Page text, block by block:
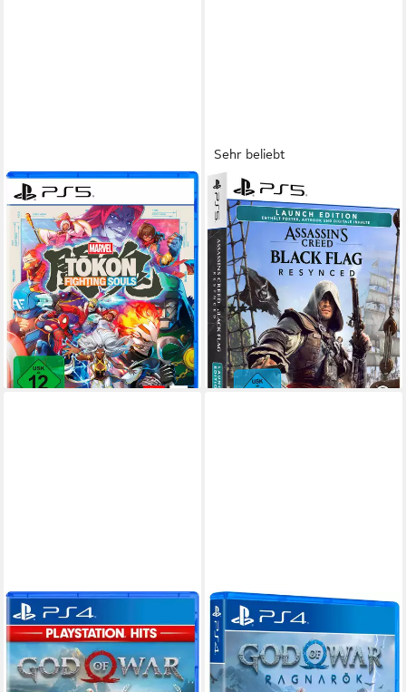
PLAYSTATION 5
MARVEL Tōkon: Fighting
Souls™ Standard Edition
PlayStation 5 Plattform
ab 16 Jahren USK-Freigabe
Kampfspiele Genre
69,99 €
lieferbar - in 3-4 Werktagen bei dir
Sehr beliebt
UBISOFT
Assassin’s Creed Black Flag
Resynced - Launch Edition
PlayStation 5
Plattform
ab 16 Jahren USK-Freigabe
Ubisoft Publisher
(43)
49,00 € UVP59,99 €
-18%
lieferbar - in 2-3 Werktagen bei dir
SONY
GOD OF WAR PS HITS
PlayStation 4 Plattform
keine Jugendfreigabe (ab 18 Jahren)
USK-Freigabe
Action Genre
PLAYSTATION 4
God of War Ragnarök
PlayStation 4 Plattform
keine Jugendfreigabe (ab 18 Jahren)
Sony
Publisher